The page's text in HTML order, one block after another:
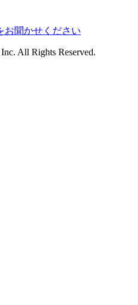
お聞かせください
All Rights Reserved.